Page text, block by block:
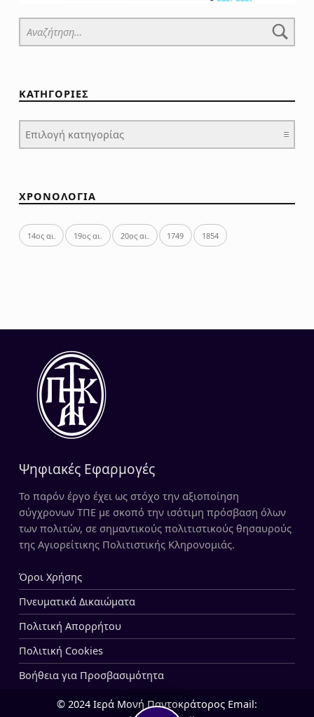
Αναζήτηση για:
ΚΑΤΗΓΟΡΙΕΣ
ΚΑΤΗΓΟΡΙΕΣ
ΧΡΟΝΟΛΟΓΙΑ
14ος αι. 19ος αι. 20ος αι. 1749 1854
Ψηφιακές Εφαρμογές
Το παρόν έργο έχει ως στόχο την αξιοποίηση
σύγχρονων ΤΠΕ με σκοπό την ισότιμη πρόσβαση όλων
των πολιτών, σε σημαντικούς πολιτιστικούς θησαυρούς
της Αγιορείτικης Πολιτιστικής Κληρονομιάς.
Όροι Χρήσης
Πνευματικά Δικαιώματα
Πολιτική Απορρήτου
Πολιτική Cookies
Βοήθεια για Προσβασιμότητα
© 2024 Ιερά Μονή Παντοκράτορος Email: